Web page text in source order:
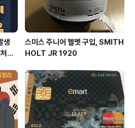
생
법
스미스 주니어 헬멧 구입, SMITH
HOLT JR 1920